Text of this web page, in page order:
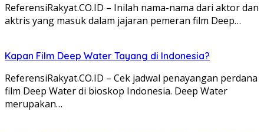
ReferensiRakyat.CO.ID – Inilah nama-nama dari aktor dan
aktris yang masuk dalam jajaran pemeran film Deep…
Kapan Film Deep Water Tayang di Indonesia?
ReferensiRakyat.CO.ID – Cek jadwal penayangan perdana
film Deep Water di bioskop Indonesia. Deep Water
merupakan…